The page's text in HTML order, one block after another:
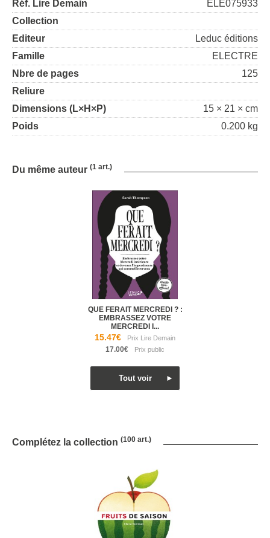
Réf. Lire Demain
ELE075933
Collection
Editeur
Leduc éditions
Famille
ELECTRE
Nbre de pages
125
Reliure
Dimensions (L×H×P)
15 × 21 × cm
Poids
0.200 kg
Du même auteur (1 art.)
QUE FERAIT MERCREDI ? :
EMBRASSEZ VOTRE
MERCREDI I...
15.47€
17.00€
Complétez la collection (100 art.)